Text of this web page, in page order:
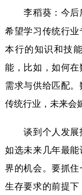
李稻葵： 今
希望学习传统行
本行的知识和技
能，比如，如何
需求与供给匹配
传统行业，未来会
谈到个人发展
如选未来几年最
界的机会。要抓
生存要求的前提